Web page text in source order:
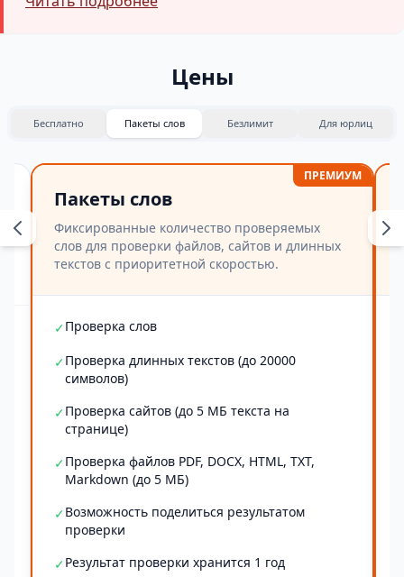
Цены
Бесплатно Пакеты слов Безлимит Для юрлиц
ПРЕМИУМ
Пакеты слов
Фиксированные количество проверяемых
слов для проверки файлов, сайтов и длинных
текстов с приоритетной скоростью.
✓Проверка слов
✓Проверка длинных текстов (до 20000
символов)
✓Проверка сайтов (до 5 МБ текста на
странице)
✓Проверка файлов PDF, DOCX, HTML, TXT,
Markdown (до 5 МБ)
✓Возможность поделиться результатом
проверки
✓Результат проверки хранится 1 год